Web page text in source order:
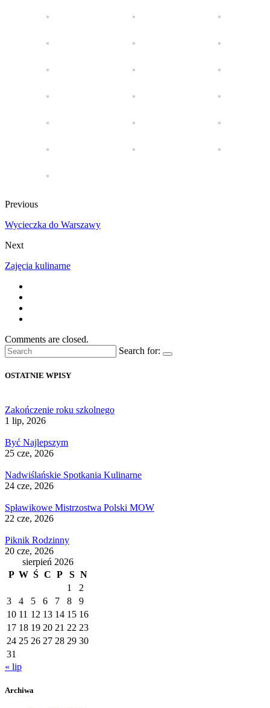
Previous
Wycieczka do Warszawy
Next
Zajęcia kulinarne
Comments are closed.
Search for:
OSTATNIE WPISY
Zakończenie roku szkolnego
1 lip, 2026
Być Najlepszym
25 cze, 2026
Nadwiślańskie Spotkania Kulinarne
24 cze, 2026
Spławikowe Mistrzostwa Polski MOW
22 cze, 2026
Piknik Rodzinny
20 cze, 2026
sierpień 2026
P W Ś C P S N
1
2
3
4 5 6 7 8
9
10 11 12 13 14 15 16
17 18 19 20 21 22 23
24 25 26 27 28 29 30
31
« lip
Archiwa